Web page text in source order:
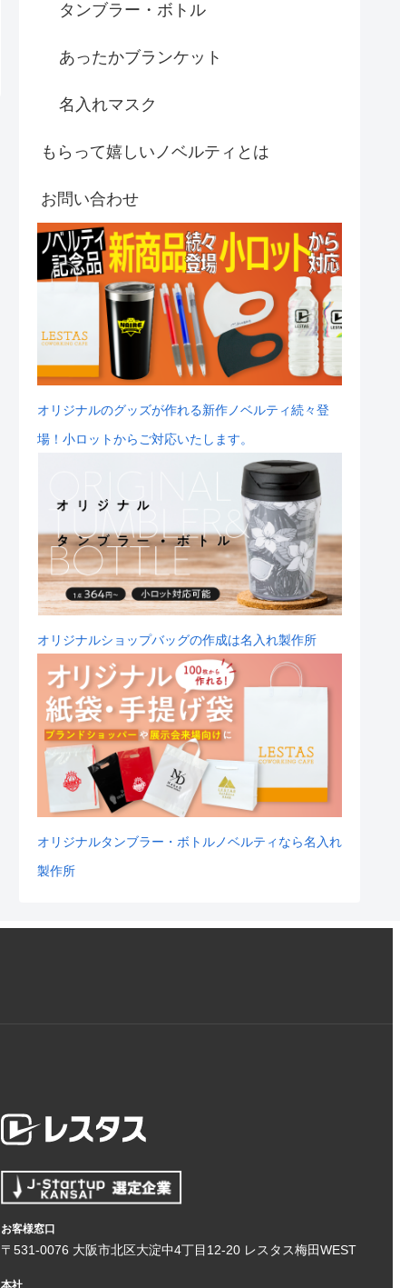
タンブラー・ボトル
あったかブランケット
名入れマスク
もらって嬉しいノベルティとは
お問い合わせ
オリジナルのグッズが作れる新作ノベルティ続々登
場！小ロットからご対応いたします。
オリジナルショップバッグの作成は名入れ製作所
オリジナルタンブラー・ボトルノベルティなら名入れ
製作所
お客様窓口
〒531-0076 大阪市北区大淀中4丁目12-20 レスタス梅田WEST